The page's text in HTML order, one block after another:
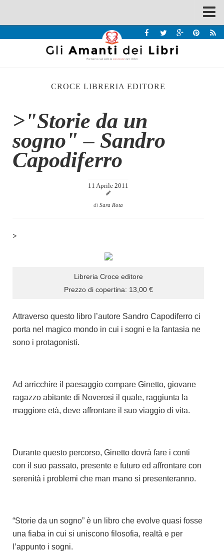
Recensioni
Interviste & Incontri
Chi siamo
Contatti
Eventi
Case editrici
Partnership
Tabù Festival 2014
A Tutto Volume
CROCE LIBRERIA EDITORE
>"Storie da un
sogno" – Sandro
Capodiferro
11 Aprile 2011
di Sara Rota
>
Libreria Croce editore
Prezzo di copertina: 13,00 €
Attraverso questo libro l’autore Sandro Capodiferro ci
porta nel magico mondo in cui i sogni e la fantasia ne
sono i protagonisti.
Ad arricchire il paesaggio compare Ginetto, giovane
ragazzo abitante di Noverosi il quale, raggiunta la
maggiore età, deve affrontare il suo viaggio di vita.
Durante questo percorso, Ginetto dovrà fare i conti
con il suo passato, presente e futuro ed affrontare con
serenità i problemi che man mano si presenteranno.
“Storie da un sogno” è un libro che evolve quasi fosse
una fiaba in cui si uniscono filosofia, realtà e per
l’appunto i sogni.